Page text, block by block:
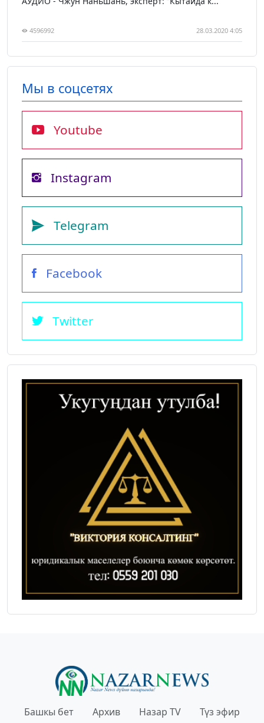
4596992 28.03.2020 4:05
Мы в соцсетях
Youtube
Instagram
Telegram
Facebook
Twitter
Башкы бет Архив Назар TV Түз эфир